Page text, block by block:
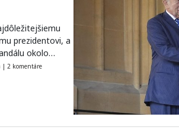
prezidentovi, a
okolo…
| 2 komentáre